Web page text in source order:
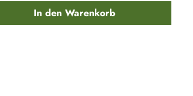
den gewünschten Wert ein
In den Warenkorb